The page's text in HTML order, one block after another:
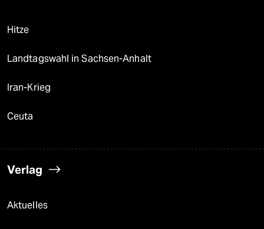
Hitze
Landtagswahl in Sachsen-Anhalt
Iran-Krieg
Ceuta
Verlag
Aktuelles